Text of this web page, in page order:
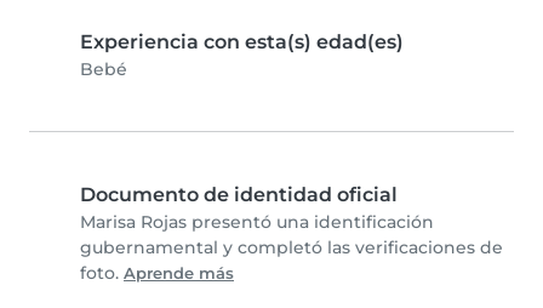
Experiencia con esta(s) edad(es)
Bebé
Documento de identidad oficial
Marisa Rojas presentó una identificación
gubernamental y completó las verificaciones de
foto. Aprende más